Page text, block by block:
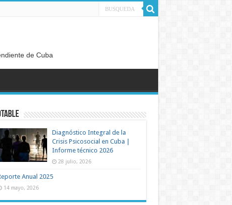
de Cuba
Diagnóstico Integral de la
Crisis Psicosocial en Cuba |
Informe técnico 2026
28 julio, 2026
Anual 2025
14 mayo, 2026